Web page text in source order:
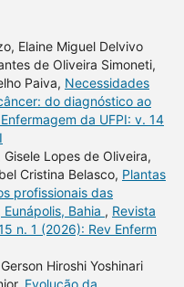
Elaine Miguel Delvivo
de Oliveira Simoneti,
Paiva, Necessidades
do diagnóstico ao
da UFPI: v. 14
Lopes de Oliveira,
Cristina Belasco, Plantas
profissionais das
Bahia , Revista
n. 1 (2026): Rev Enferm
Hiroshi Yoshinari